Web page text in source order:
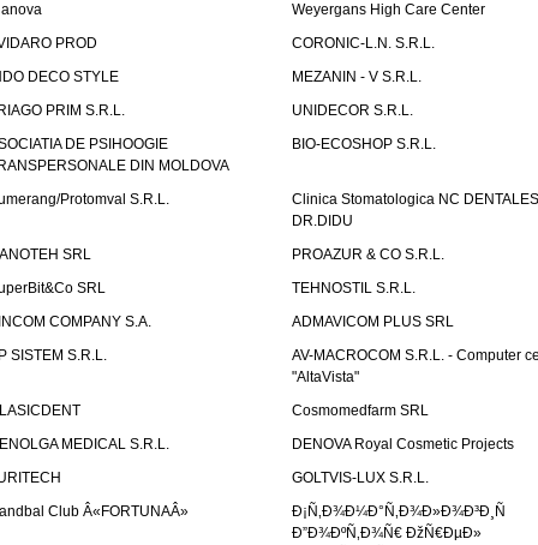
Weyergans High Care Center
PROD
CORONIC-L.N. S.R.L.
DECO STYLE
MEZANIN - V S.R.L.
PRIM S.R.L.
UNIDECOR S.R.L.
DE PSIHOOGIE
DIN MOLDOVA
BIO-ECOSHOP S.R.L.
Protomval S.R.L.
Clinica Stomatologica NC DENTALES
DR.DIDU
SRL
PROAZUR & CO S.R.L.
SRL
TEHNOSTIL S.R.L.
COMPANY S.A.
ADMAVICOM PLUS SRL
SISTEM S.R.L.
AV-MACROCOM S.R.L. - Computer
"AltaVista"
Cosmomedfarm SRL
MEDICAL S.R.L.
DENOVA Royal Cosmetic Projects
GOLTVIS-LUX S.R.L.
Club Â«FORTUNAÂ»
Ð¡Ñ‚Ð¾Ð¼Ð°Ñ‚Ð¾Ð»Ð¾Ð³Ð¸Ñ
Ð”Ð¾ÐºÑ‚Ð¾Ñ€ ÐžÑ€ÐµÐ»